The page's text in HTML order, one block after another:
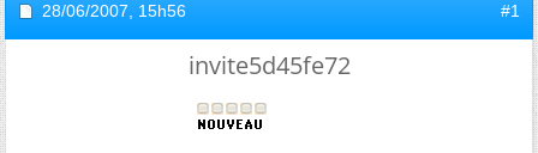
28/06/2007, 15h56 #1
invite5d45fe72